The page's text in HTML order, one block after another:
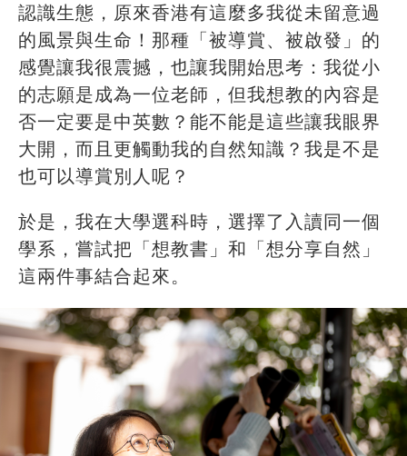
認識生態，原來香港有這麼多我從未留意過
的風景與生命！那種「被導賞、被啟發」的
感覺讓我很震撼，也讓我開始思考：我從小
的志願是成為一位老師，但我想教的內容是
否一定要是中英數？能不能是這些讓我眼界
大開，而且更觸動我的自然知識？我是不是
也可以導賞別人呢？
於是，我在大學選科時，選擇了入讀同一個
學系，嘗試把「想教書」和「想分享自然」
這兩件事結合起來。